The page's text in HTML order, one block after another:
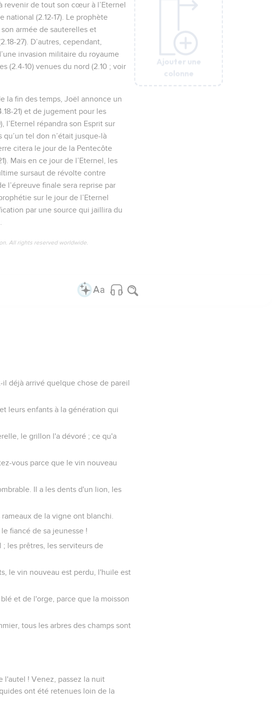
Ajouter une
colonne
Ajouter une
colonne
revenir de tout son cœur à l’Eternel
(2.12-17). Le prophète
armée de sauterelles et
27). D’autres, cependant,
invasion militaire du royaume
(2.4-10) venues du nord (2.10 ; voir
la fin des temps, Joël annonce un
21) et de jugement pour les
l’Eternel répandra son Esprit sur
tel don n’était jusque-là
citera le jour de la Pentecôte
Mais en ce jour de l’Eternel, les
sursaut de révolte contre
l’épreuve finale sera reprise par
sur le jour de l’Eternel
par une source qui jaillira du
All rights reserved worldwide.
déjà arrivé quelque chose de pareil
leurs enfants à la génération qui
le grillon l'a dévoré ; ce qu'a
vous parce que le vin nouveau
Il a les dents d'un lion, les
de la vigne ont blanchi.
fiancé de sa jeunesse !
les prêtres, les serviteurs de
le vin nouveau est perdu, l'huile est
et de l'orge, parce que la moisson
tous les arbres des champs sont
l'autel ! Venez, passez la nuit
ont été retenues loin de la
Ajouter une
colonne
Ajouter une
colonne
Ajouter une
colonne
Ajouter une
colonne